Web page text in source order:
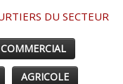
COMMERCIAL
AGRICOLE